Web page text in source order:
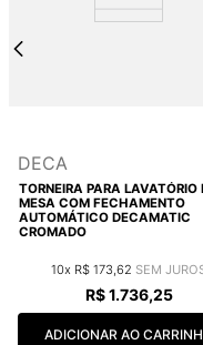
DECA
TORNEIRA PARA LAVATÓRIO
MESA COM FECHAMENTO
AUTOMÁTICO DECAMATIC
CROMADO
10 R$ 173,62
R$ 1.736,25
ADICIONAR AO